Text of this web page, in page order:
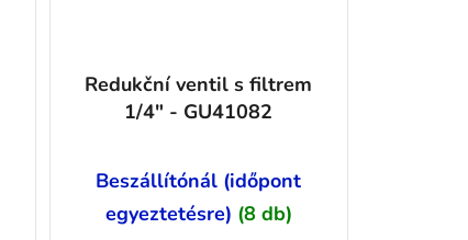
Redukční ventil s filtrem
1/4" - GU41082
Beszállítónál (időpont
egyeztetésre) (8 db)